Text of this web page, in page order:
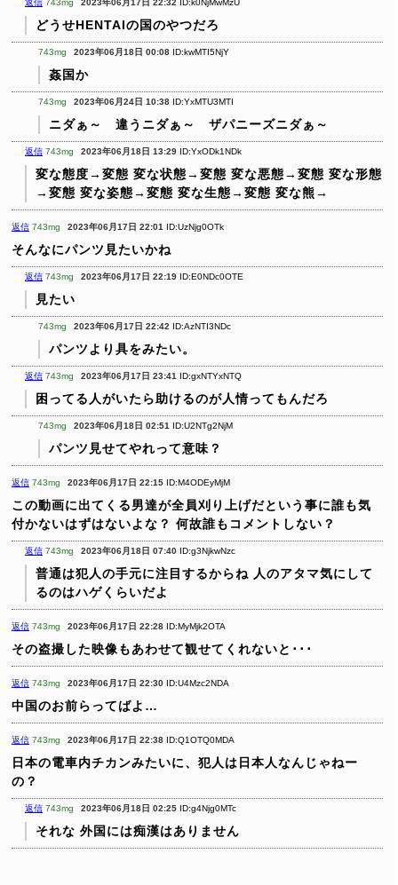
返信 743mg 2023年06月17日 22:32 ID:k0NjMwMzU
どうせHENTAIの国のやつだろ
743mg 2023年06月18日 00:08 ID:kwMTI5NjY
姦国か
743mg 2023年06月24日 10:38 ID:YxMTU3MTI
ニダぁ～ 違うニダぁ～ ザパニーズニダぁ～
返信 743mg 2023年06月18日 13:29 ID:YxODk1NDk
変な態度→変態 変な状態→変態 変な悪態→変態 変な形態
→変態 変な姿態→変態 変な生態→変態 変な熊→
返信 743mg 2023年06月17日 22:01 ID:UzNjg0OTk
そんなにパンツ見たいかね
返信 743mg 2023年06月17日 22:19 ID:E0NDc0OTE
見たい
743mg 2023年06月17日 22:42 ID:AzNTI3NDc
パンツより具をみたい。
返信 743mg 2023年06月17日 23:41 ID:gxNTYxNTQ
困ってる人がいたら助けるのが人情ってもんだろ
743mg 2023年06月18日 02:51 ID:U2NTg2NjM
パンツ見せてやれって意味？
返信 743mg 2023年06月17日 22:15 ID:M4ODEyMjM
この動画に出てくる男達が全員刈り上げだという事に誰も気
付かないはずはないよな？ 何故誰もコメントしない？
返信 743mg 2023年06月18日 07:40 ID:g3NjkwNzc
普通は犯人の手元に注目するからね 人のアタマ気にして
るのはハゲくらいだよ
返信 743mg 2023年06月17日 22:28 ID:MyMjk2OTA
その盗撮した映像もあわせて観せてくれないと･･･
返信 743mg 2023年06月17日 22:30 ID:U4Mzc2NDA
中国のお前らってばよ…
返信 743mg 2023年06月17日 22:38 ID:Q1OTQ0MDA
日本の電車内チカンみたいに、犯人は日本人なんじゃねー
の？
返信 743mg 2023年06月18日 02:25 ID:g4Njg0MTc
それな 外国には痴漢はありません